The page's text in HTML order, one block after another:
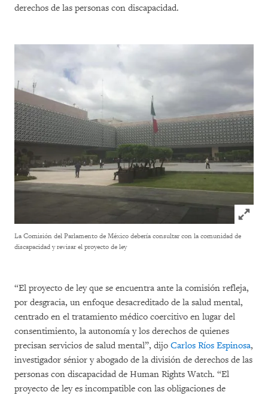
derechos de las personas con discapacidad.
Click
La Comisión del Parlamento de México debería consultar con la comunidad de
discapacidad y revisar el proyecto de ley
“El proyecto de ley que se encuentra ante la comisión refleja,
por desgracia, un enfoque desacreditado de la salud mental,
centrado en el tratamiento médico coercitivo en lugar del
consentimiento, la autonomía y los derechos de quienes
precisan servicios de salud mental”, dijo Carlos Ríos Espinosa,
investigador sénior y abogado de la división de derechos de las
personas con discapacidad de Human Rights Watch. “El
proyecto de ley es incompatible con las obligaciones de